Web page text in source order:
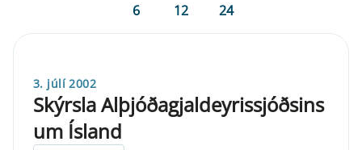
6 12 24
3. júlí 2002
Skýrsla Alþjóðagjaldeyrissjóðsins
um Ísland